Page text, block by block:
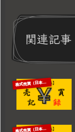
関連記事
株
式売買（日本株）
株
式売買（日本株）